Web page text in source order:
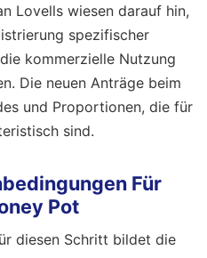
Lovells wiesen darauf hin,
spezifischer
kommerzielle Nutzung
Die neuen Anträge beim
und Proportionen, die für
sind.
Für
Pot
diesen Schritt bildet die